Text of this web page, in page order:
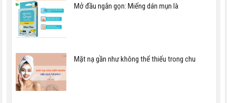
Mở đầu ngắn gọn: Miếng dán mụn là
Mặt nạ gần như không thể thiếu trong chu